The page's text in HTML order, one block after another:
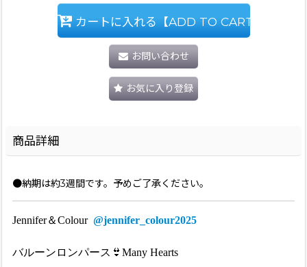
カートに入れる【ADD TO CART】
お問い合わせ
お気に入り登録
商品詳細
●納期は約3週間です。予めご了承ください。
Jennifer＆Colour @jennifer_colour2025
バルーンロンパース👙Many Hearts